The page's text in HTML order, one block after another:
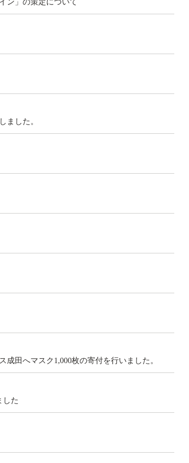
ン」の策定について
ました。
田へマスク1,000枚の寄付を行いました。
した